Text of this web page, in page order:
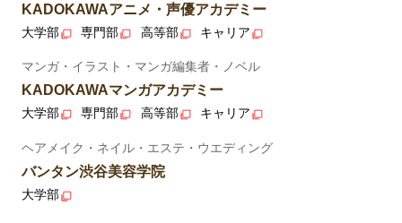
KADOKAWAアニメ・声優アカデミー
大学部 専門部 高等部 キャリア
マンガ・イラスト・マンガ編集者・ノベル
KADOKAWAマンガアカデミー
大学部 専門部 高等部 キャリア
ヘアメイク・ネイル・エステ・ウエディング
バンタン渋谷美容学院
大学部